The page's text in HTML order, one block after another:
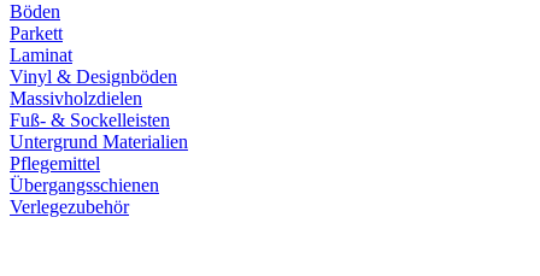
Böden
Parkett
Laminat
Vinyl & Designböden
Massivholzdielen
Fuß- & Sockelleisten
Untergrund Materialien
Pflegemittel
Übergangsschienen
Verlegezubehör